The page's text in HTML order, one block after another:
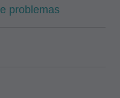
problemas